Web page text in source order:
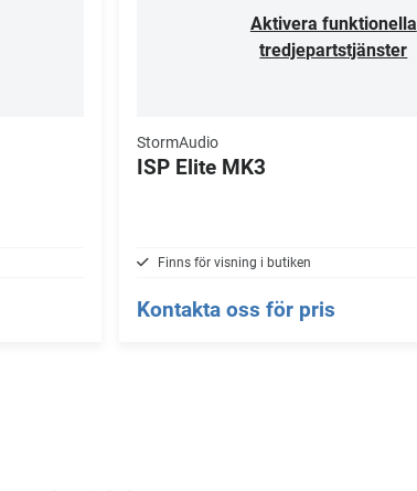
Aktivera funktionella
tredjepartstjänster
StormAudio
ISP Elite MK3
Finns för visning i butiken
Kontakta oss för pris